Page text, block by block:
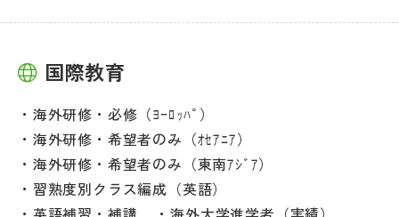
国際教育
海外研修・必修（ﾖｰﾛｯﾊﾟ）
海外研修・希望者のみ（ｵｾｱﾆｱ）
海外研修・希望者のみ（東南ｱｼﾞｱ）
習熟度別クラス編成（英語）